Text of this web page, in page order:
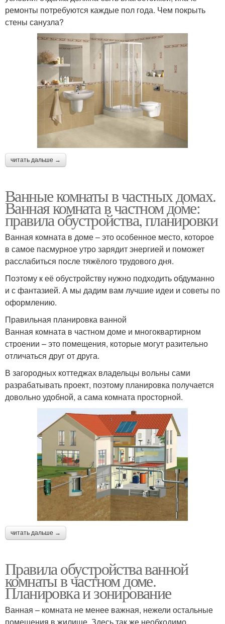
ремонты потребуются каждые пол года. Чем покрыть
стены санузла?
читать дальше →
Ванные комнаты в частных домах.
Ванная комната в частном доме:
правила обустройства, планировки
Ванная комната в доме – это особенное место, которое
в самое пасмурное утро зарядит энергией и поможет
расслабиться после тяжёлого трудового дня.
Поэтому к её обустройству нужно подходить обдуманно
и с фантазией. А мы дадим вам лучшие идеи и советы по
оформлению.
Правильная планировка ванной
Ванная комната в частном доме и многоквартирном
строении – это помещения, которые могут разительно
отличаться друг от друга.
В загородных коттеджах владельцы вольны сами
разрабатывать проект, поэтому планировка получается
довольно удобной, а сама комната просторной.
читать дальше →
Правила обустройства ванной
комнаты в частном доме.
Планировка и зонирование
Ванная – комната не менее важная, нежели остальные